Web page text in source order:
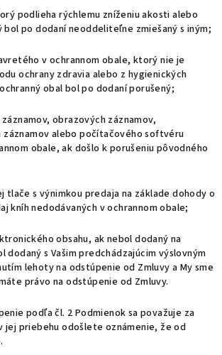
podlieha rýchlemu zníženiu akosti alebo
bol po dodaní neoddeliteľne zmiešaný s iným;
v ochrannom obale, ktorý nie je
ochrany zdravia alebo z hygienických
obal bol po dodaní porušený;
obrazových záznamov,
záznamov alebo počítačového softvéru
obale, ak došlo k porušeniu pôvodného
tlače s výnimkou predaja na základe dohody o
kníh nedodávaných v ochrannom obale;
obsahu, ak nebol dodaný na
dodaný s Vašim predchádzajúcim výslovným
lehoty na odstúpenie od Zmluvy a My sme
právo na odstúpenie od Zmluvy.
podľa čl. 2 Podmienok sa považuje za
jej priebehu odošlete oznámenie, že od